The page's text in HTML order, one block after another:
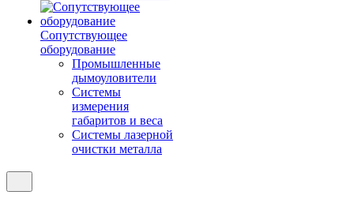
Сопутствующее
оборудование
Промышленные
дымоуловители
Системы
измерения
габаритов и веса
Системы лазерной
очистки металла